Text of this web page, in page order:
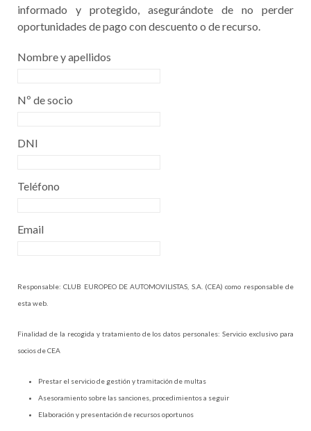
informado y protegido, asegurándote de no perder
oportunidades de pago con descuento o de recurso.
Nombre y apellidos
Nº de socio
DNI
Teléfono
Email
Responsable: CLUB EUROPEO DE AUTOMOVILISTAS, S.A. (CEA) como responsable de
esta web.
Finalidad de la recogida y tratamiento de los datos personales: Servicio exclusivo para
socios de CEA
Prestar el servicio de gestión y tramitación de multas
Asesoramiento sobre las sanciones, procedimientos a seguir
Elaboración y presentación de recursos oportunos